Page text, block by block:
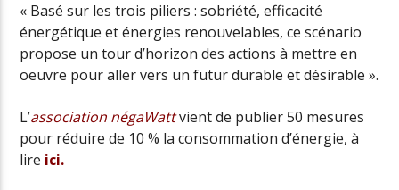
« Basé sur les trois piliers : sobriété, efficacité
énergétique et énergies renouvelables, ce scénario
propose un tour d’horizon des actions à mettre en
oeuvre pour aller vers un futur durable et désirable ».
L’association négaWattvient de publier 50 mesures
pour réduire de 10 % la consommation d’énergie, à
lire ici.